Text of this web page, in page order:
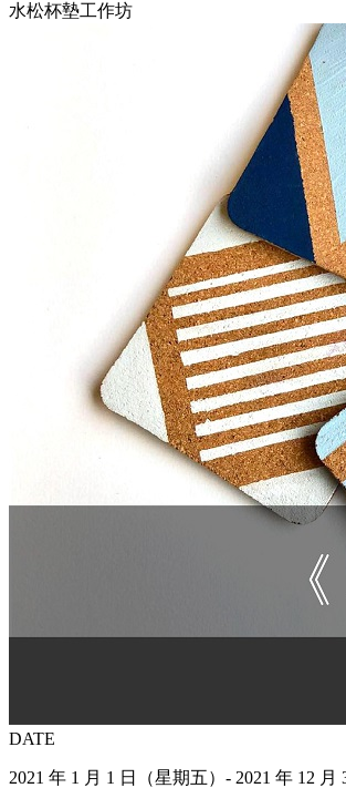
水松杯墊工作坊
DATE
2021 年 1 月 1 日（星期五）- 2021 年 12 月